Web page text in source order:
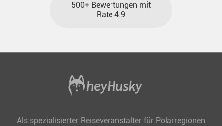
500+ Bewertungen mit
Rate 4.9
Als spezialisierter Reiseveranstalter für Polarregionen